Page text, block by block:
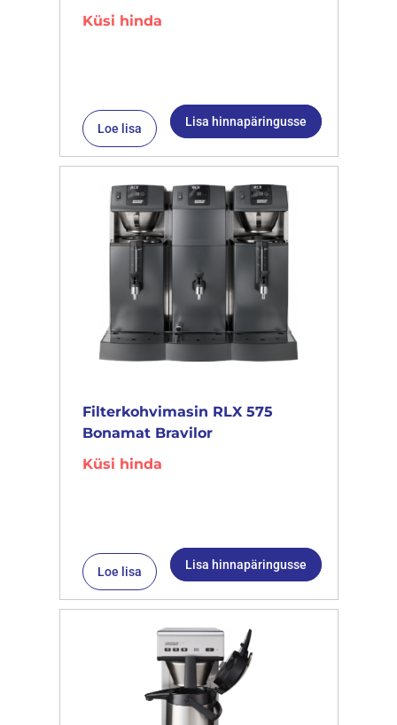
Küsi hinda
Loe lisa Lisa hinnapäringusse
Filterkohvimasin RLX 575
Bonamat Bravilor
Küsi hinda
Loe lisa Lisa hinnapäringusse